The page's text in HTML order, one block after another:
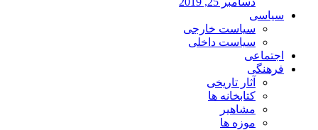
سیاسی
سیاست خارجی
سیاست داخلی
اجتماعی
فرهنگی
آثار تاریخی
کتابخانه ها
مشاهیر
موزه ها